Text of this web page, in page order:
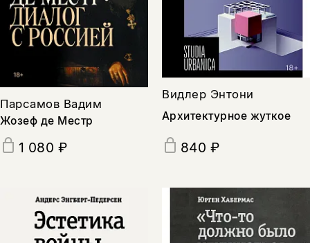
Парсамов Вадим
Жозеф де Местр
1 080 ₽
Видлер Энтони
Архитектурное жуткое
840 ₽